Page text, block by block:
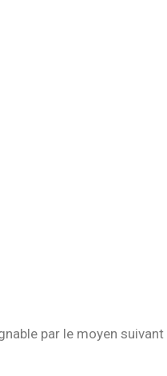
par le moyen